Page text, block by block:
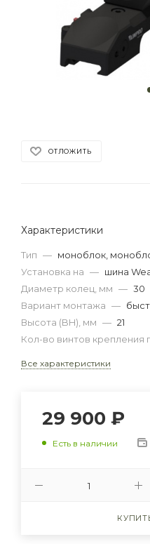
ОТЛОЖИТЬ
Характеристики
Тип — моноблок,
Установка на — шина
Диаметр колец, мм — 30
Вариант монтажа —
Высота (BH), мм — 21
Кол-во винтов крепления
Все характеристики
29 900 ₽
Есть в наличии